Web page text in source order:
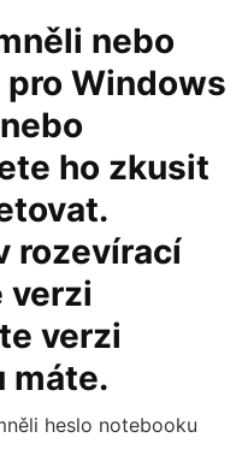
nebo
Windows
ho zkusit
rozevírací
verzi
verzi
máte.